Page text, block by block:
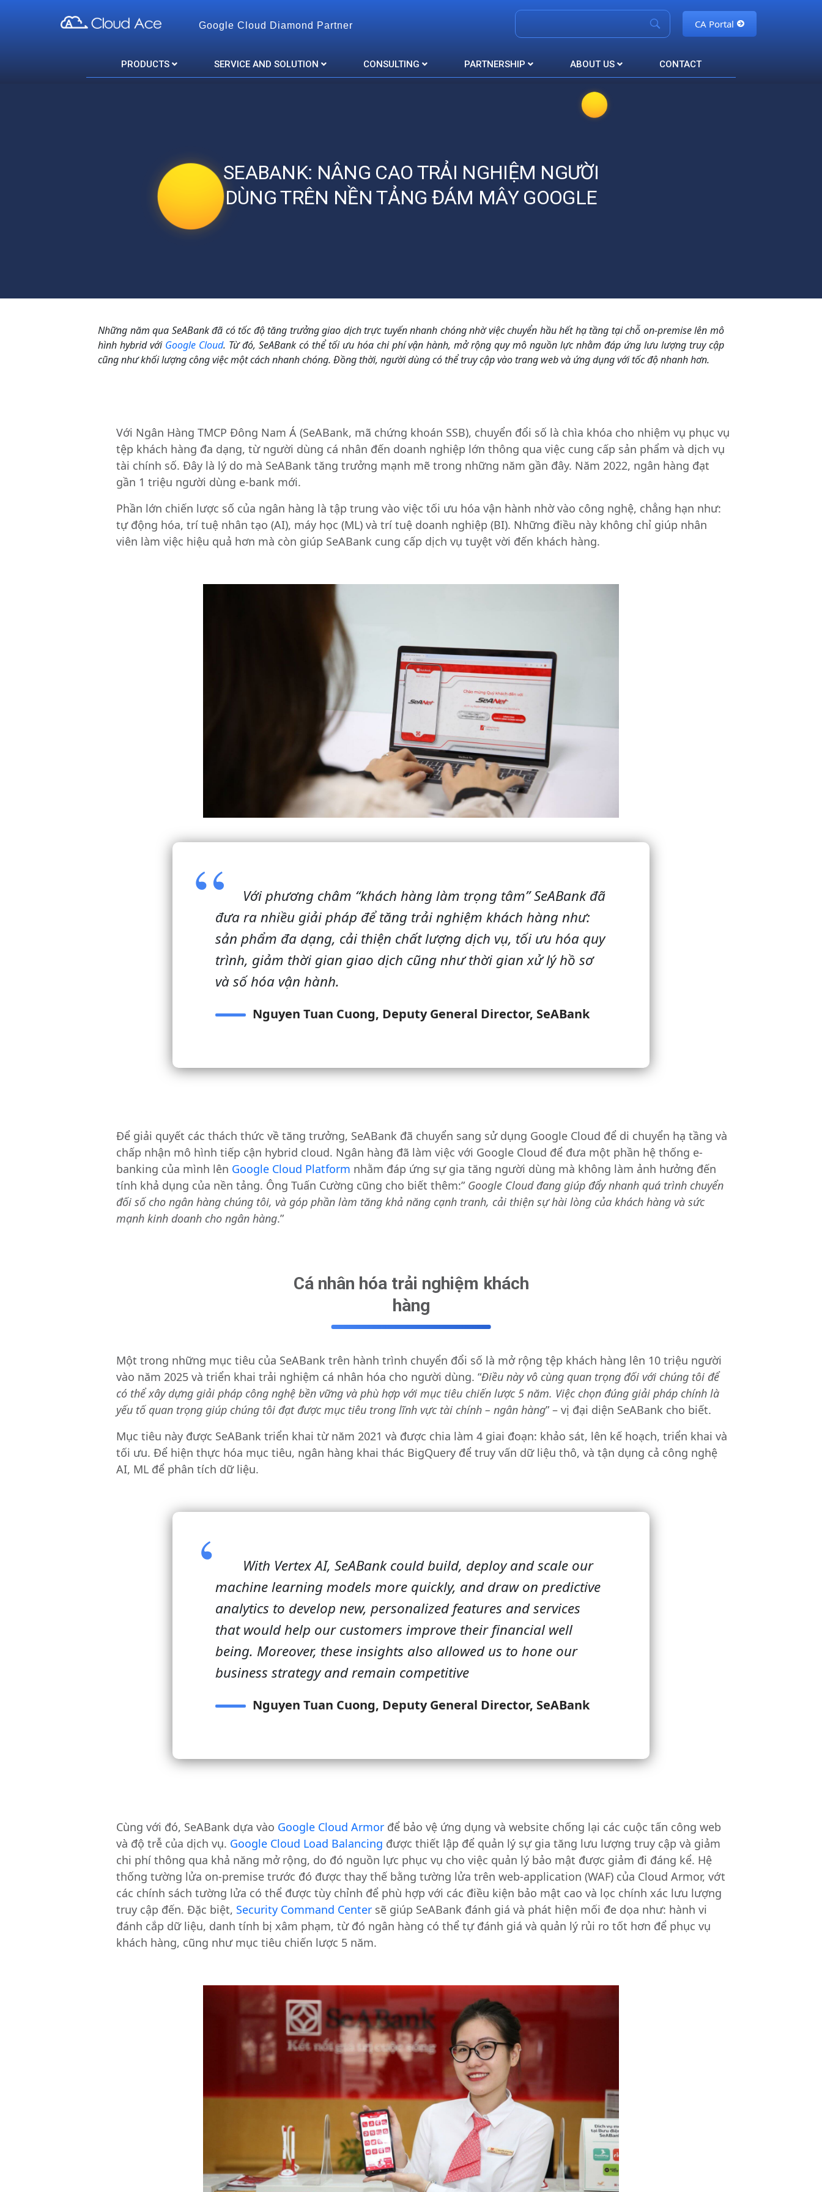
Google Cloud Diamond Partner CA Portal
PRODUCTS SERVICE AND SOLUTION CONSULTING PARTNERSHIP ABOUT US CONTACT
SEABANK: NÂNG CAO TRẢI NGHIỆM NGƯỜI
DÙNG TRÊN NỀN TẢNG ĐÁM MÂY GOOGLE
Những năm qua SeABank đã có tốc độ tăng trưởng giao dịch trực tuyến nhanh chóng nhờ việc chuyển hầu hết hạ tầng tại chỗ on-premise lên mô
hình hybrid với Google Cloud. Từ đó, SeABank có thể tối ưu hóa chi phí vận hành, mở rộng quy mô nguồn lực nhằm đáp ứng lưu lượng truy cập
cũng như khối lượng công việc một cách nhanh chóng. Đồng thời, người dùng có thể truy cập vào trang web và ứng dụng với tốc độ nhanh hơn.
Với Ngân Hàng TMCP Đông Nam Á (SeABank, mã chứng khoán SSB), chuyển đổi số là chìa khóa cho nhiệm vụ phục vụ
tệp khách hàng đa dạng, từ người dùng cá nhân đến doanh nghiệp lớn thông qua việc cung cấp sản phẩm và dịch vụ
tài chính số. Đây là lý do mà SeABank tăng trưởng mạnh mẽ trong những năm gần đây. Năm 2022, ngân hàng đạt
gần 1 triệu người dùng e-bank mới.
Phần lớn chiến lược số của ngân hàng là tập trung vào việc tối ưu hóa vận hành nhờ vào công nghệ, chẳng hạn như:
tự động hóa, trí tuệ nhân tạo (AI), máy học (ML) và trí tuệ doanh nghiệp (BI). Những điều này không chỉ giúp nhân
viên làm việc hiệu quả hơn mà còn giúp SeABank cung cấp dịch vụ tuyệt vời đến khách hàng.
Với phương châm “khách hàng làm trọng tâm” SeABank đã
đưa ra nhiều giải pháp để tăng trải nghiệm khách hàng như:
sản phẩm đa dạng, cải thiện chất lượng dịch vụ, tối ưu hóa quy
trình, giảm thời gian giao dịch cũng như thời gian xử lý hồ sơ
và số hóa vận hành.
Nguyen Tuan Cuong, Deputy General Director, SeABank
Để giải quyết các thách thức về tăng trưởng, SeABank đã chuyển sang sử dụng Google Cloud để di chuyển hạ tầng và
chấp nhận mô hình tiếp cận hybrid cloud. Ngân hàng đã làm việc với Google Cloud để đưa một phần hệ thống e-
banking của mình lên Google Cloud Platform nhằm đáp ứng sự gia tăng người dùng mà không làm ảnh hưởng đến
tính khả dụng của nền tảng. Ông Tuấn Cường cũng cho biết thêm:” Google Cloud đang giúp đẩy nhanh quá trình chuyển
đối số cho ngân hàng chúng tôi, và góp phần làm tăng khả năng cạnh tranh, cải thiện sự hài lòng của khách hàng và sức
mạnh kinh doanh cho ngân hàng.”
Cá nhân hóa trải nghiệm khách
hàng
Một trong những mục tiêu của SeABank trên hành trình chuyển đổi số là mở rộng tệp khách hàng lên 10 triệu người
vào năm 2025 và triển khai trải nghiệm cá nhân hóa cho người dùng. “Điều này vô cùng quan trọng đối với chúng tôi để
có thể xây dựng giải pháp công nghệ bền vững và phù hợp với mục tiêu chiến lược 5 năm. Việc chọn đúng giải pháp chính là
yếu tố quan trọng giúp chúng tôi đạt được mục tiêu trong lĩnh vực tài chính – ngân hàng” – vị đại diện SeABank cho biết.
Mục tiêu này được SeABank triển khai từ năm 2021 và được chia làm 4 giai đoạn: khảo sát, lên kế hoạch, triển khai và
tối ưu. Để hiện thực hóa mục tiêu, ngân hàng khai thác BigQuery để truy vấn dữ liệu thô, và tận dụng cả công nghệ
AI, ML để phân tích dữ liệu.
With Vertex AI, SeABank could build, deploy and scale our
machine learning models more quickly, and draw on predictive
analytics to develop new, personalized features and services
that would help our customers improve their financial well
being. Moreover, these insights also allowed us to hone our
business strategy and remain competitive
Nguyen Tuan Cuong, Deputy General Director, SeABank
Cùng với đó, SeABank dựa vào Google Cloud Armor để bảo vệ ứng dụng và website chống lại các cuộc tấn công web
và độ trễ của dịch vụ. Google Cloud Load Balancing được thiết lập để quản lý sự gia tăng lưu lượng truy cập và giảm
chi phí thông qua khả năng mở rộng, do đó nguồn lực phục vụ cho việc quản lý bảo mật được giảm đi đáng kể. Hệ
thống tường lửa on-premise trước đó được thay thế bằng tường lửa trên web-application (WAF) của Cloud Armor, vớt
các chính sách tường lửa có thể được tùy chỉnh để phù hợp với các điều kiện bảo mật cao và lọc chính xác lưu lượng
truy cập đến. Đặc biệt, Security Command Center sẽ giúp SeABank đánh giá và phát hiện mối đe dọa như: hành vi
đánh cắp dữ liệu, danh tính bị xâm phạm, từ đó ngân hàng có thể tự đánh giá và quản lý rủi ro tốt hơn để phục vụ
khách hàng, cũng như mục tiêu chiến lược 5 năm.